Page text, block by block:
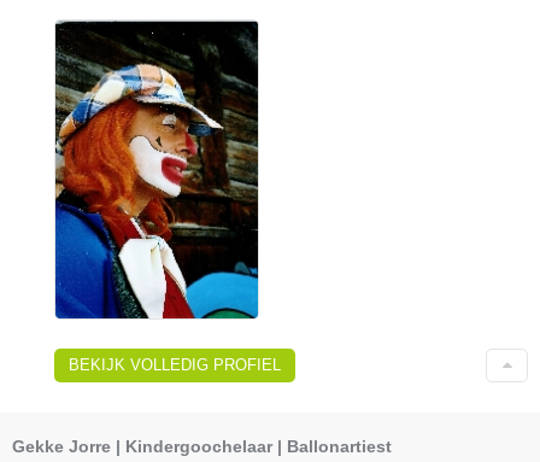
BEKIJK VOLLEDIG PROFIEL
Gekke Jorre | Kindergoochelaar | Ballonartiest